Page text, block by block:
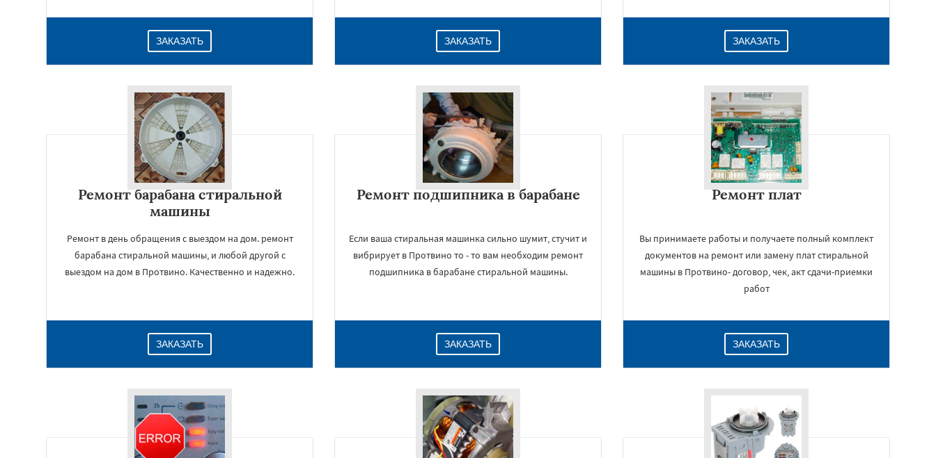
ЗАКАЗАТЬ ЗАКАЗАТЬ ЗАКАЗАТЬ
Ремонт барабана стиральной
машины
Ремонт в день обращения с выездом на дом. ремонт
барабана стиральной машины, и любой другой с
выездом на дом в Протвино. Качественно и надежно.
ЗАКАЗАТЬ
Ремонт подшипника в барабане
Если ваша стиральная машинка сильно шумит, стучит и
вибрирует в Протвино то - то вам необходим ремонт
подшипника в барабане стиральной машины.
ЗАКАЗАТЬ
Ремонт плат
Вы принимаете работы и получаете полный комплект
документов на ремонт или замену плат стиральной
машины в Протвино- договор, чек, акт сдачи-приемки
работ
ЗАКАЗАТЬ